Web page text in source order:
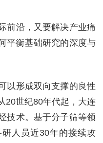
前沿，又要解决产业痛
平衡基础研究的深度与
以形成双向支撑的良性
20世纪80年代起，大连
技术。基于分子筛等领
人员近30年的接续攻